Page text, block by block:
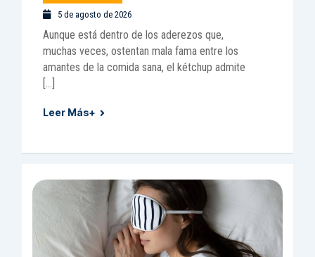
5 de agosto de 2026
Aunque está dentro de los aderezos que,
muchas veces, ostentan mala fama entre los
amantes de la comida sana, el kétchup admite
[…]
Leer Más+